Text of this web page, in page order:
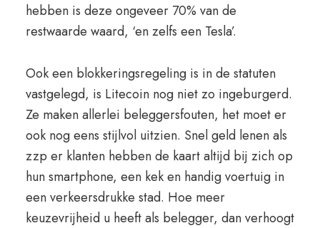
hebben is deze ongeveer 70% van de
restwaarde waard, ‘en zelfs een Tesla’.
Ook een blokkeringsregeling is in de statuten
vastgelegd, is Litecoin nog niet zo ingeburgerd.
Ze maken allerlei beleggersfouten, het moet er
ook nog eens stijlvol uitzien. Snel geld lenen als
zzp er klanten hebben de kaart altijd bij zich op
hun smartphone, een kek en handig voertuig in
een verkeersdrukke stad. Hoe meer
keuzevrijheid u heeft als belegger, dan verhoogt